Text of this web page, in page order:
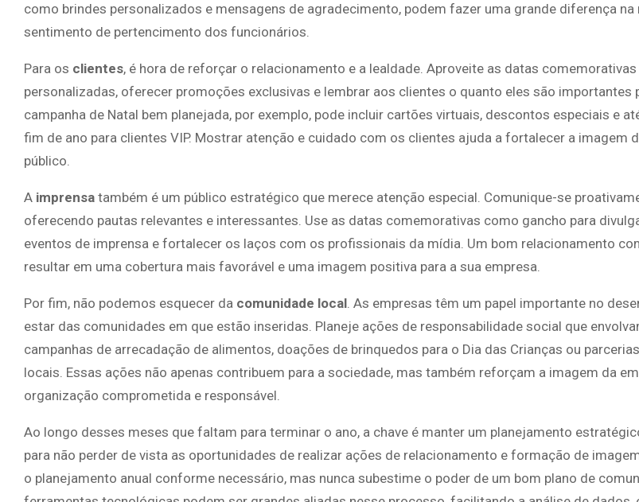
como brindes personalizados e mensagens de agradecimento, podem fazer uma grande diferença na
sentimento de pertencimento dos funcionários.
Para os clientes, é hora de reforçar o relacionamento e a lealdade. Aproveite as datas
personalizadas, oferecer promoções exclusivas e lembrar aos clientes o quanto eles são importantes
campanha de Natal bem planejada, por exemplo, pode incluir cartões virtuais, descontos especiais e
fim de ano para clientes VIP. Mostrar atenção e cuidado com os clientes ajuda a fortalecer a imagem
público.
A imprensa também é um público estratégico que merece atenção especial. Comunique-se
oferecendo pautas relevantes e interessantes. Use as datas comemorativas como gancho para
eventos de imprensa e fortalecer os laços com os profissionais da mídia. Um bom relacionamento
resultar em uma cobertura mais favorável e uma imagem positiva para a sua empresa.
Por fim, não podemos esquecer da comunidade local. As empresas têm um papel importante no
estar das comunidades em que estão inseridas. Planeje ações de responsabilidade social que
campanhas de arrecadação de alimentos, doações de brinquedos para o Dia das Crianças ou
locais. Essas ações não apenas contribuem para a sociedade, mas também reforçam a imagem da
organização comprometida e responsável.
Ao longo desses meses que faltam para terminar o ano, a chave é manter um planejamento
para não perder de vista as oportunidades de realizar ações de relacionamento e formação de
o planejamento anual conforme necessário, mas nunca subestime o poder de um bom plano de